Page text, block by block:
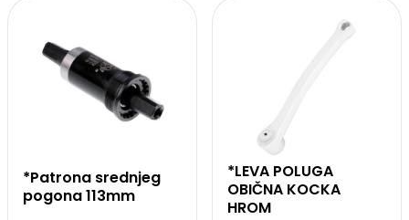
*Patrona srednjeg
pogona 113mm
*LEVA POLUGA
OBIČNA KOCKA
HROM